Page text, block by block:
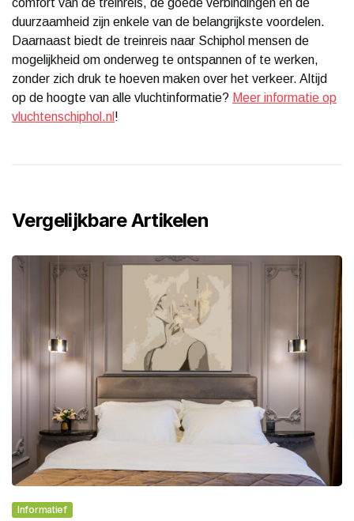
duurzaamheid zijn enkele van de belangrijkste voordelen.
Daarnaast biedt de treinreis naar Schiphol mensen de
mogelijkheid om onderweg te ontspannen of te werken,
zonder zich druk te hoeven maken over het verkeer. Altijd
op de hoogte van alle vluchtinformatie? Meer informatie op
vluchtenschiphol.nl !
Vergelijkbare Artikelen
Informatief